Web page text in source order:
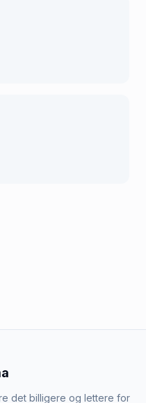
det billigere og lettere for